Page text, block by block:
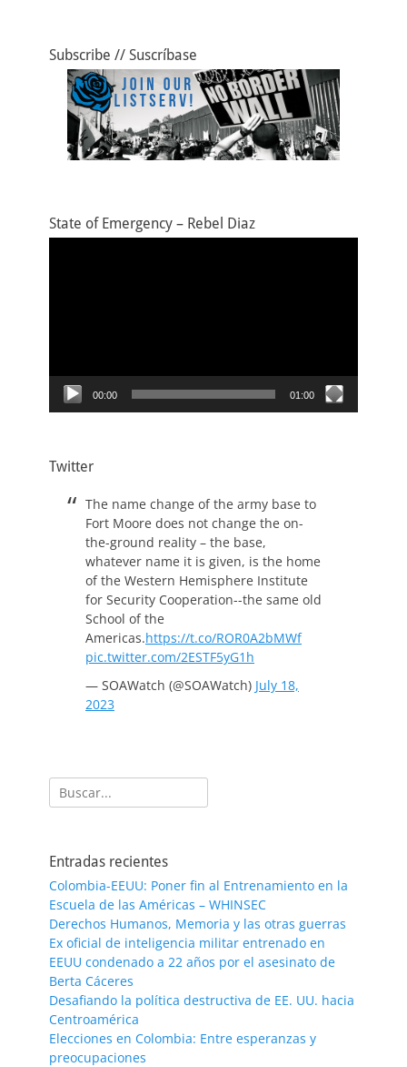
Subscribe // Suscríbase
State of Emergency – Rebel Diaz
00:00 01:00
Twitter
The name change of the army base to
Fort Moore does not change the on-
the-ground reality – the base,
whatever name it is given, is the home
of the Western Hemisphere Institute
for Security Cooperation--the same old
School of the
Americas.https://t.co/ROR0A2bMWf
pic.twitter.com/2ESTF5yG1h
— SOAWatch (@SOAWatch) July 18,
2023
Buscar:
Entradas recientes
Colombia-EEUU: Poner fin al Entrenamiento en la
Escuela de las Américas – WHINSEC
Derechos Humanos, Memoria y las otras guerras
Ex oficial de inteligencia militar entrenado en
EEUU condenado a 22 años por el asesinato de
Berta Cáceres
Desafiando la política destructiva de EE. UU. hacia
Centroamérica
Elecciones en Colombia: Entre esperanzas y
preocupaciones